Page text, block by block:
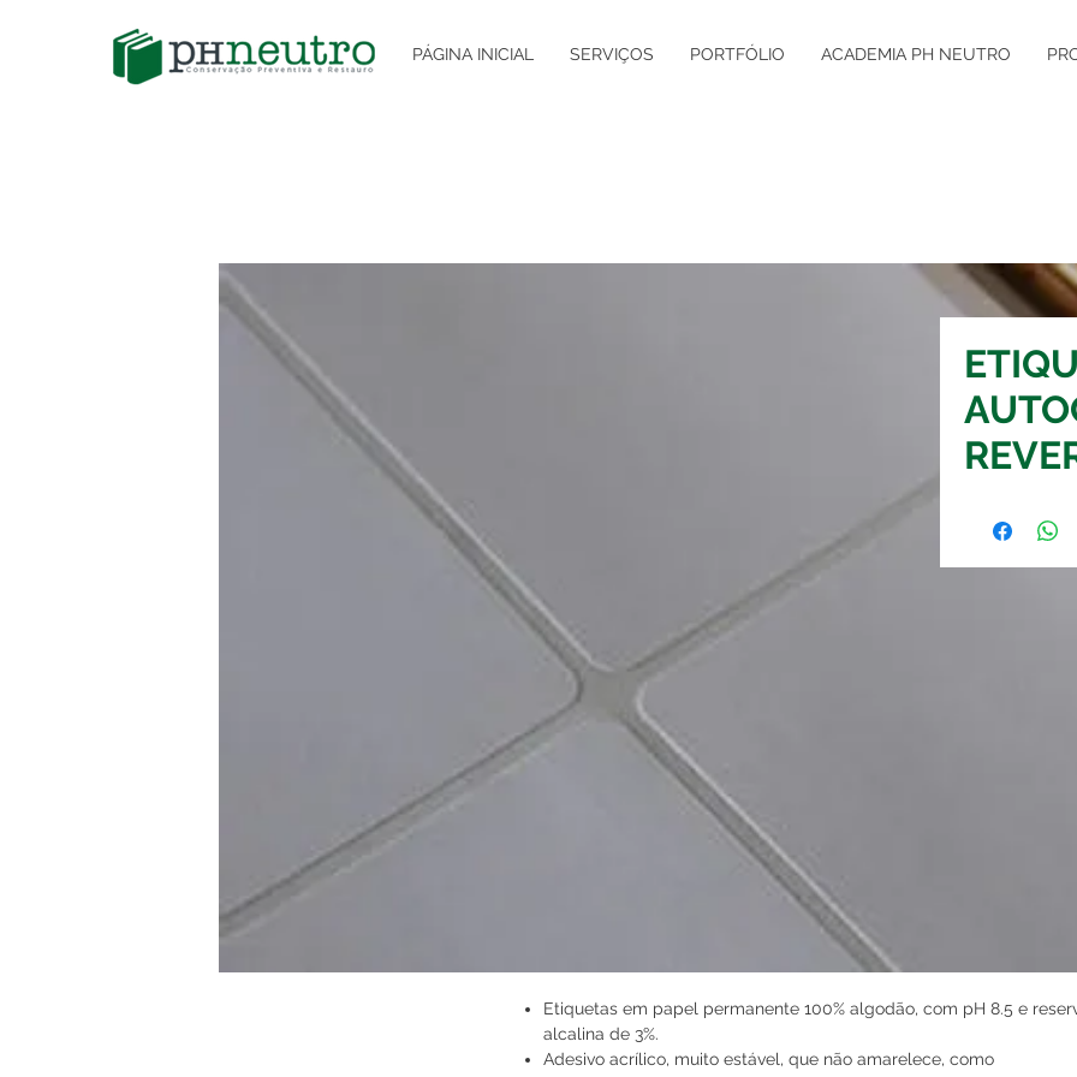
PÁGINA INICIAL SERVIÇOS PORTFÓLIO ACADEMIA PH NEUTRO
Etiquetas em papel permanente 100% algodão, com pH 8.5 e
alcalina de 3%.
Adesivo acrílico, muito estável, que não amarelece, como